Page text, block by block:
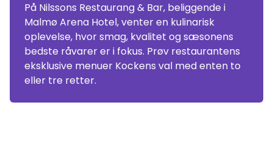
På Nilssons Restaurang & Bar, beliggende i
Malmø Arena Hotel, venter en kulinarisk
oplevelse, hvor smag, kvalitet og sæsonens
bedste råvarer er i fokus. Prøv restaurantens
eksklusive menuer Kockens val med enten to
eller tre retter.